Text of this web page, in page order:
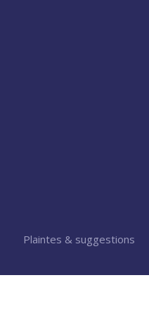
Plaintes & suggestions